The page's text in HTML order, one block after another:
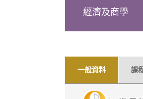
經濟及商學
一般資料 課